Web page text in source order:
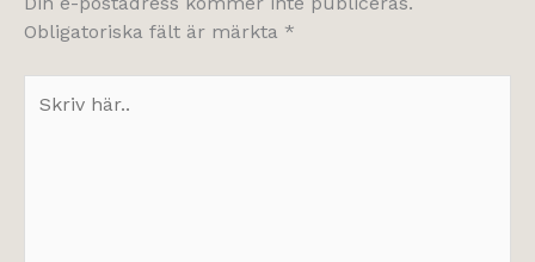
Obligatoriska fält är märkta *
här..